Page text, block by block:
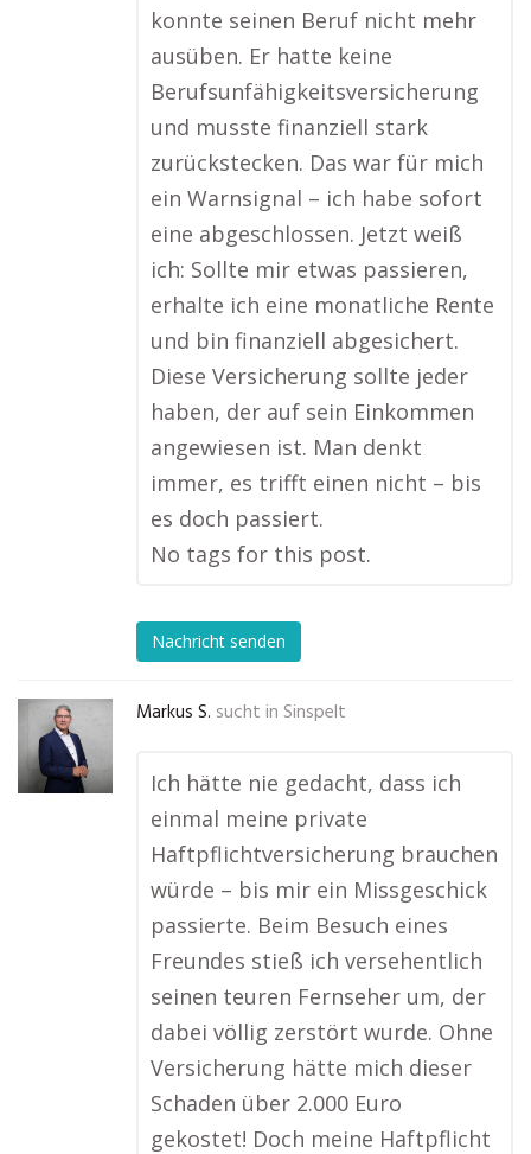
konnte seinen Beruf nicht mehr
ausüben. Er hatte keine
Berufsunfähigkeitsversicherung
und musste finanziell stark
zurückstecken. Das war für mich
ein Warnsignal – ich habe sofort
eine abgeschlossen. Jetzt weiß
ich: Sollte mir etwas passieren,
erhalte ich eine monatliche Rente
und bin finanziell abgesichert.
Diese Versicherung sollte jeder
haben, der auf sein Einkommen
angewiesen ist. Man denkt
immer, es trifft einen nicht – bis
es doch passiert.
No tags for this post.
Nachricht senden
Markus S. sucht in Sinspelt
Ich hätte nie gedacht, dass ich
einmal meine private
Haftpflichtversicherung brauchen
würde – bis mir ein Missgeschick
passierte. Beim Besuch eines
Freundes stieß ich versehentlich
seinen teuren Fernseher um, der
dabei völlig zerstört wurde. Ohne
Versicherung hätte mich dieser
Schaden über 2.000 Euro
gekostet! Doch meine Haftpflicht